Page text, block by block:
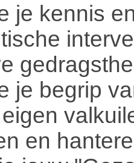
je kennis
je begrip
en